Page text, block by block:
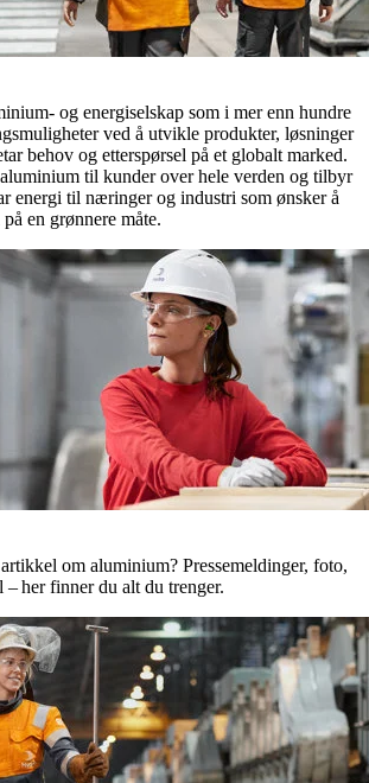
og energiselskap som i mer enn hundre
ved å utvikle produkter, løsninger
behov og etterspørsel på et globalt marked.
til kunder over hele verden og tilbyr
energi til næringer og industri som ønsker å
en grønnere måte.
om aluminium? Pressemeldinger, foto,
her finner du alt du trenger.